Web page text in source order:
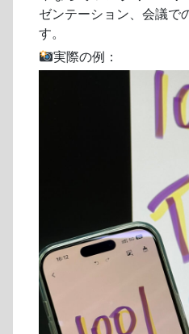
ゼンテーション、会議で
す。
実際の例：